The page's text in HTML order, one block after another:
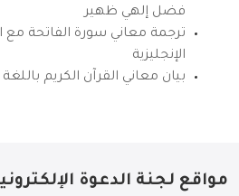
فضل إلهي ظهير
ترجمة معاني سورة الفاتحة مع
الإنجليزية
بيان معاني القرآن الكريم باللغة
مواقع لجنة الدعوة